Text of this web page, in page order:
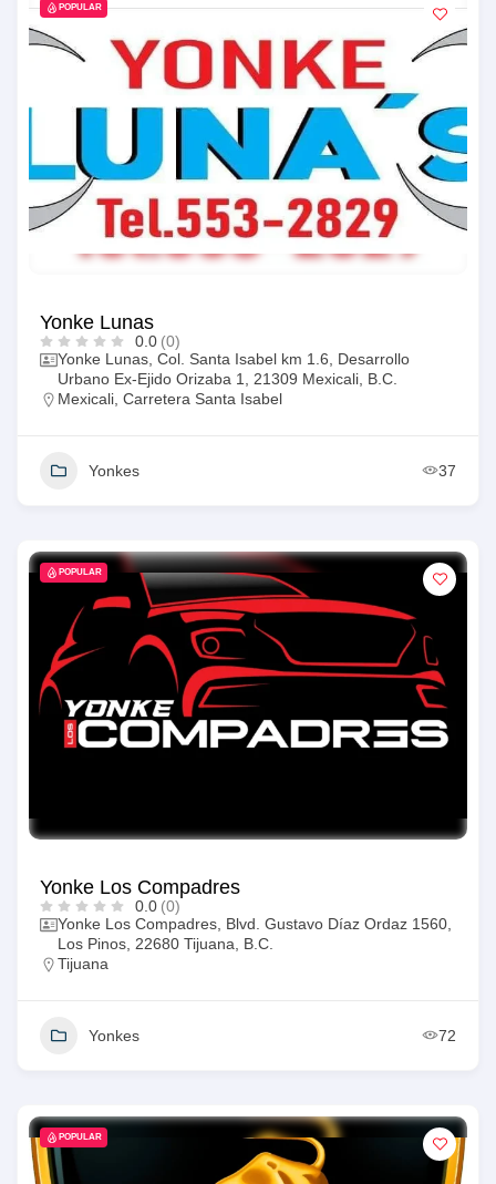
POPULAR
Yonke Lunas
0.0 (0)
Yonke Lunas, Col. Santa Isabel km 1.6, Desarrollo
Urbano Ex-Ejido Orizaba 1, 21309 Mexicali, B.C.
Mexicali Carretera Santa Isabel
Yonkes 37
POPULAR
Yonke Los Compadres
0.0 (0)
Yonke Los Compadres, Blvd. Gustavo Díaz Ordaz 1560,
Los Pinos, 22680 Tijuana, B.C.
Tijuana
Yonkes 72
POPULAR